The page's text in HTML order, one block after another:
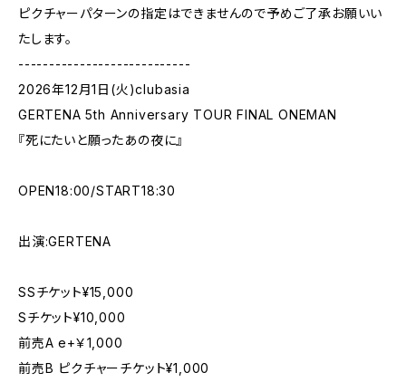
ピクチャーパターンの指定はできませんので予めご了承お願いい
たします。
----------------------------
2026年12月1日(火)clubasia
GERTENA 5th Anniversary TOUR FINAL ONEMAN
『死にたいと願ったあの夜に』
OPEN18:00/START18:30
出演:GERTENA
SSチケット¥15,000
Sチケット¥10,000
前売A e+￥1,000
前売B ピクチャーチケット¥1,000